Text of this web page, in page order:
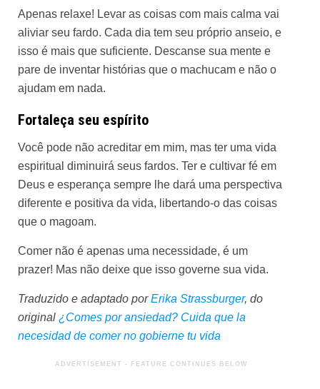
Apenas relaxe! Levar as coisas com mais calma vai
aliviar seu fardo. Cada dia tem seu próprio anseio, e
isso é mais que suficiente. Descanse sua mente e
pare de inventar histórias que o machucam e não o
ajudam em nada.
Fortaleça seu espírito
Você pode não acreditar em mim, mas ter uma vida
espiritual diminuirá seus fardos. Ter e cultivar fé em
Deus e esperança sempre lhe dará uma perspectiva
diferente e positiva da vida, libertando-o das coisas
que o magoam.
Comer não é apenas uma necessidade, é um
prazer! Mas não deixe que isso governe sua vida.
Traduzido e adaptado por Erika Strassburger, do
original ¿Comes por ansiedad? Cuida que la
necesidad de comer no gobierne tu vida